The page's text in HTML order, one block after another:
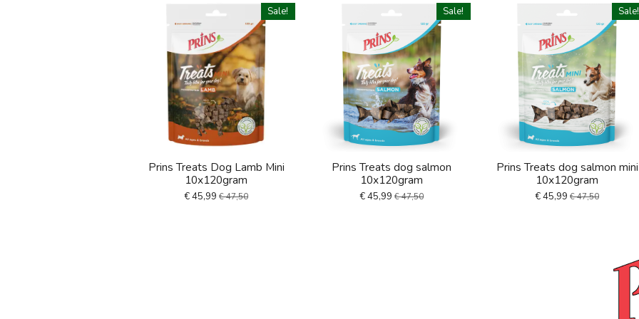
Sale!
Prins Treats Dog Lamb Mini
10x120gram
€ 45,99 € 47,50
Sale!
Prins Treats dog salmon
10x120gram
€ 45,99 € 47,50
Sale!
Prins Treats dog salmon mini
10x120gram
€ 45,99 € 47,50